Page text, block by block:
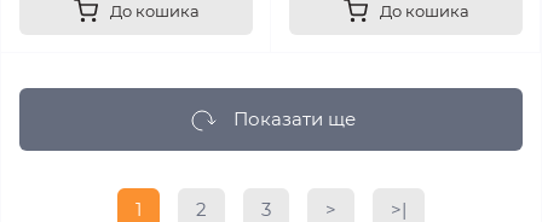
До кошика До кошика
Показати ще
1 2 3 > >|